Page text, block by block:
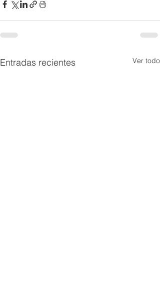
Entradas recientes Ver todo